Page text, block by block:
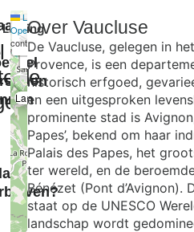
Ligging
La Roque
+
−
Leaflet
OpenStreetMap
contributors
Over Vaucluse
De Vaucluse, gelegen in
Provence, is een
historisch erfgoed,
en een uitgesproken
prominente stad is
Papes’, bekend om haar
Palais des Papes, het
ter wereld, en de
Bénézet (Pont d’Avignon).
staat op de UNESCO
landschap wordt